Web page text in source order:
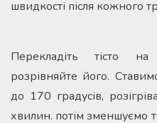
швидкості після кожного
Перекладіть тісто
розрівняйте його.
до 170 градусів,
хвилин. потім зменшуємо